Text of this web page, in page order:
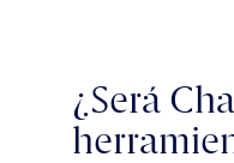
¿Será